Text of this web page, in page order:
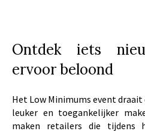
Ontdek iets
ervoor beloond
Het Low Minimums event
leuker en toegankelijker
maken retailers die tijdens